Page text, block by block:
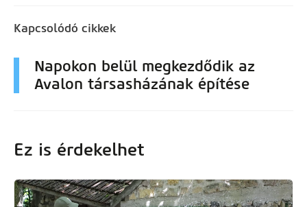
Kapcsolódó cikkek
Napokon belül megkezdődik az
Avalon társasházának építése
Ez is érdekelhet